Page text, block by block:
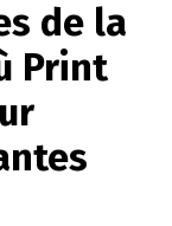
de la
Print